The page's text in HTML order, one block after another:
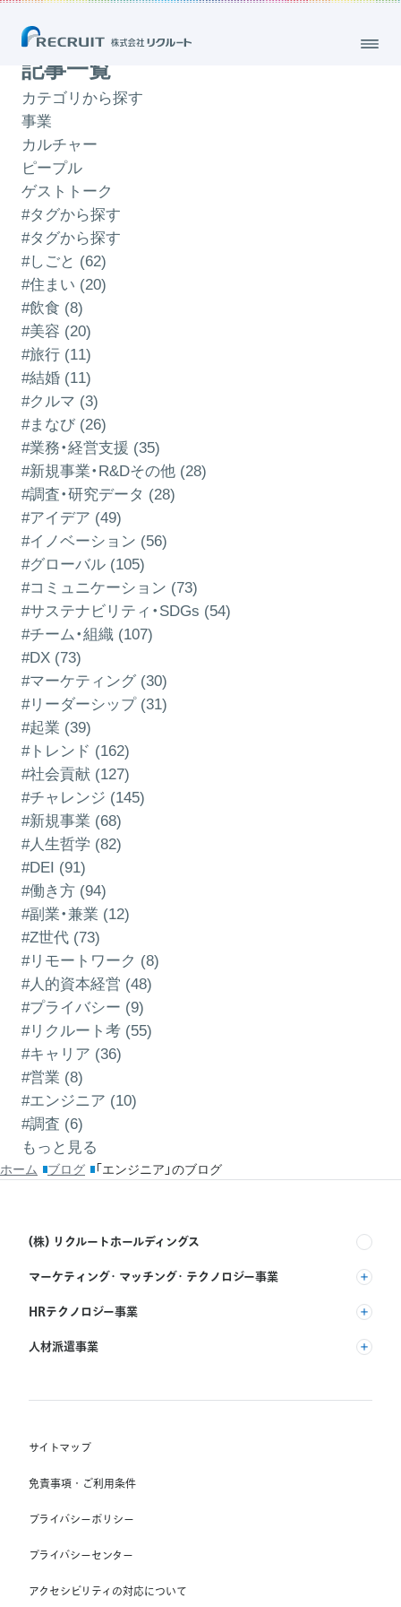
「エンジニア」のブログ
記事一覧
カテゴリから探す
事業
カルチャー
ピープル
ゲストトーク
#タグから探す
#タグから探す
#しごと (62)
#住まい (20)
#飲食 (8)
#美容 (20)
#旅行 (11)
#結婚 (11)
#クルマ (3)
#まなび (26)
#業務・経営支援 (35)
#新規事業・R&Dその他 (28)
#調査・研究データ (28)
#アイデア (49)
#イノベーション (56)
#グローバル (105)
#コミュニケーション (73)
#サステナビリティ・SDGs (54)
#チーム・組織 (107)
#DX (73)
#マーケティング (30)
#リーダーシップ (31)
#起業 (39)
#トレンド (162)
#社会貢献 (127)
#チャレンジ (145)
#新規事業 (68)
#人生哲学 (82)
#DEI (91)
#働き方 (94)
#副業・兼業 (12)
#Z世代 (73)
#リモートワーク (8)
#人的資本経営 (48)
#プライバシー (9)
#リクルート考 (55)
#キャリア (36)
#営業 (8)
#エンジニア (10)
#調査 (6)
もっと見る
ホーム ブログ 「エンジニア」のブログ
(株) リクルートホールディングス
マーケティング・マッチング・テクノロジー事業
(株) リクルート
HRテクノロジー事業
(株) インディードリクルートパートナーズ
Indeed, Inc.
人材派遣事業
(株) スタッフサービス・ホールディングス
Unique NV
Staffmark Group, LLC
サイトマップ
免責事項・ご利用条件
プライバシーポリシー
プライバシーセンター
アクセシビリティの対応について